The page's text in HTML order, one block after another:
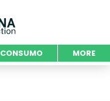
CONSUMO MORE